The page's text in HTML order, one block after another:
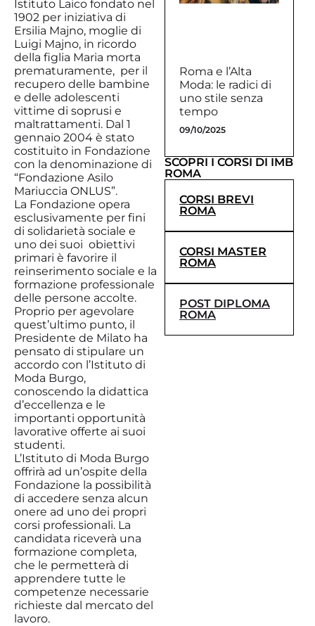
Istituto Laico fondato nel
1902 per iniziativa di
Ersilia Majno, moglie di
Luigi Majno, in ricordo
della figlia Maria morta
prematuramente, per il
recupero delle bambine
e delle adolescenti
vittime di soprusi e
maltrattamenti. Dal 1
gennaio 2004 è stato
costituito in Fondazione
con la denominazione di
“Fondazione Asilo
Mariuccia ONLUS”.
La Fondazione opera
esclusivamente per fini
di solidarietà sociale e
uno dei suoi obiettivi
primari è favorire il
reinserimento sociale e la
formazione professionale
delle persone accolte.
Proprio per agevolare
quest’ultimo punto, il
Presidente de Milato ha
pensato di stipulare un
accordo con l’Istituto di
Moda Burgo,
conoscendo la didattica
d’eccellenza e le
importanti opportunità
lavorative offerte ai suoi
studenti.
L’Istituto di Moda Burgo
offrirà ad un’ospite della
Fondazione la possibilità
di accedere senza alcun
onere ad uno dei propri
corsi professionali. La
candidata riceverà una
formazione completa,
che le permetterà di
apprendere tutte le
competenze necessarie
richieste dal mercato del
lavoro.
Roma e l’Alta
Moda: le radici di
uno stile senza
tempo
09/10/2025
SCOPRI I CORSI DI IMB
ROMA
CORSI BREVI
ROMA
CORSI MASTER
ROMA
POST DIPLOMA
ROMA